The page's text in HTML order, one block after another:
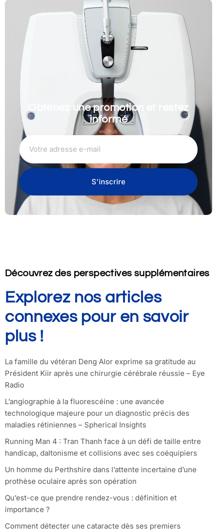
Obtenez une promotion et restez
informé
S'inscrire
Découvrez des perspectives supplémentaires
Explorez nos articles
connexes pour en savoir
plus !
La famille du vétéran Deng Alor exprime sa gratitude au
Président Kiir après une chirurgie cérébrale réussie – Eye
Radio
L’angiographie à la fluorescéine : une avancée
technologique majeure pour un diagnostic précis des
maladies rétiniennes – Spherical Insights
Running Man 4 : Tran Thanh face à un défi de taille entre
handicap, daltonisme et collisions avec ses coéquipiers
Un homme du Perthshire dans l’attente incertaine d’une
prothèse oculaire après son opération
Qu’est-ce que prendre rendez-vous : définition et
importance ?
Comment détecter une cataracte dès ses premiers